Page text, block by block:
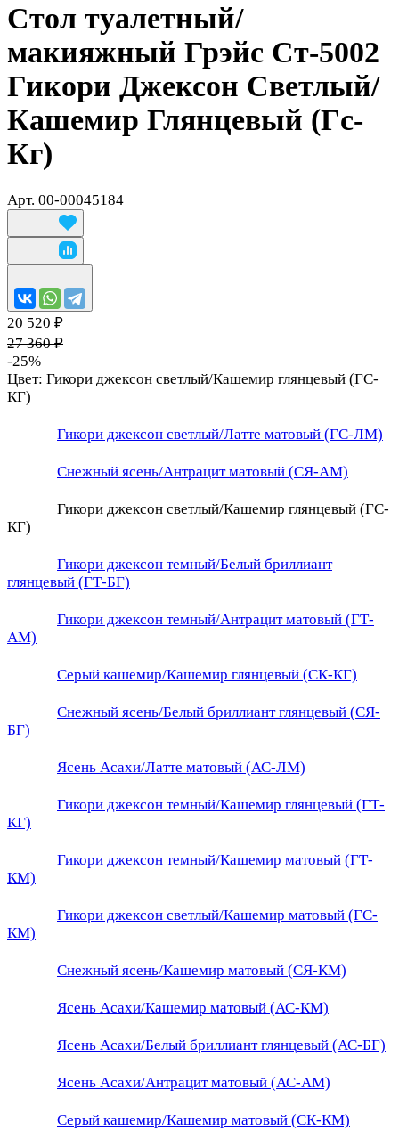
Стол туалетный/
макияжный Грэйс Ст-5002
Гикори Джексон Светлый/
Кашемир Глянцевый (Гс-
Кг)
Арт. 00-00045184
20 520 ₽
27 360 ₽
-25%
Цвет: Гикори джексон светлый/Кашемир глянцевый (ГС-
КГ)
Гикори джексон светлый/Латте матовый (ГС-ЛМ)
Снежный ясень/Антрацит матовый (СЯ-АМ)
Гикори джексон светлый/Кашемир глянцевый (ГС-
КГ)
Гикори джексон темный/Белый бриллиант
глянцевый (ГТ-БГ)
Гикори джексон темный/Антрацит матовый (ГТ-
АМ)
Серый кашемир/Кашемир глянцевый (СК-КГ)
Снежный ясень/Белый бриллиант глянцевый (СЯ-
БГ)
Ясень Асахи/Латте матовый (АС-ЛМ)
Гикори джексон темный/Кашемир глянцевый (ГТ-
КГ)
Гикори джексон темный/Кашемир матовый (ГТ-
КМ)
Гикори джексон светлый/Кашемир матовый (ГС-
КМ)
Снежный ясень/Кашемир матовый (СЯ-КМ)
Ясень Асахи/Кашемир матовый (АС-КМ)
Ясень Асахи/Белый бриллиант глянцевый (АС-БГ)
Ясень Асахи/Антрацит матовый (АС-АМ)
Серый кашемир/Кашемир матовый (СК-КМ)